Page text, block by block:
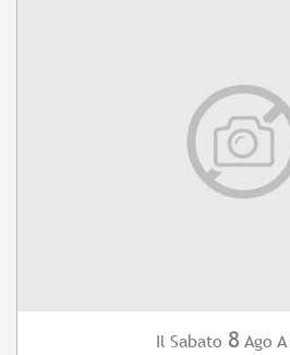
Il Sabato 8 Ago